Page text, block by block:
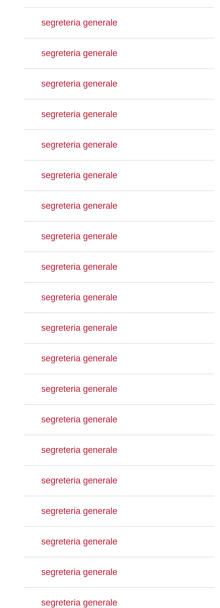
segreteria generale
segreteria generale
segreteria generale
segreteria generale
segreteria generale
segreteria generale
segreteria generale
segreteria generale
segreteria generale
segreteria generale
segreteria generale
segreteria generale
segreteria generale
segreteria generale
segreteria generale
segreteria generale
segreteria generale
segreteria generale
segreteria generale
segreteria generale